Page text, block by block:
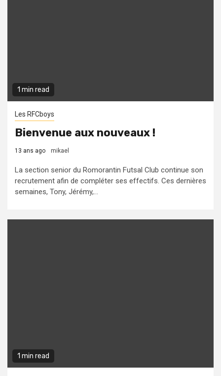
1 min read
Les RFCboys
Bienvenue aux nouveaux !
13 ans ago mikael
La section senior du Romorantin Futsal Club continue son
recrutement afin de compléter ses effectifs. Ces dernières
semaines, Tony, Jérémy,...
1 min read